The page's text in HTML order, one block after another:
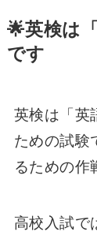
🌟英検は
です
英検は「英
ための試験
るための作
高校入試で